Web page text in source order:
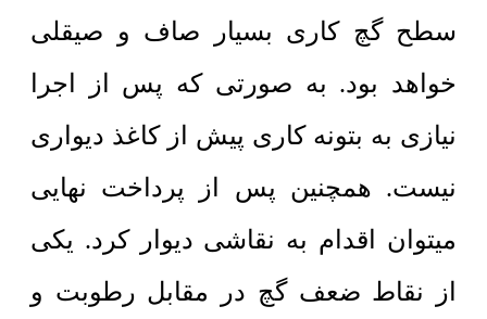
سطح گچ کاری بسیار صاف و صیقلی
خواهد بود. به صورتی که پس از اجرا
نیازی به بتونه کاری پیش از کاغذ دیواری
نیست. همچنین پس از پرداخت نهایی
میتوان اقدام به نقاشی دیوار کرد. یکی
از نقاط ضعف گچ در مقابل رطوبت و